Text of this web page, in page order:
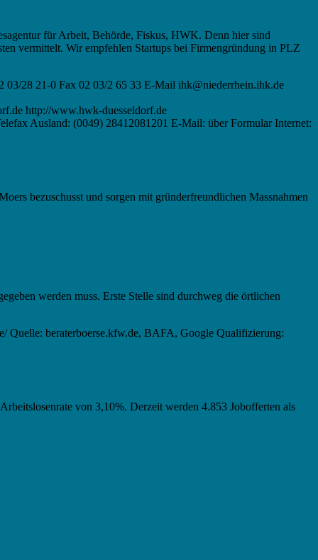
für Arbeit, Behörde, Fiskus, HWK. Denn hier sind
vermittelt. Wir empfehlen Startups bei Firmengründung in PLZ
03/28 21-0 Fax 02 03/2 65 33 E-Mail ihk@niederrhein.ihk.de
http://www.hwk-duesseldorf.de
Ausland: (0049) 28412081201 E-Mail: über Formular Internet:
bezuschusst und sorgen mit gründerfreundlichen Massnahmen
werden muss. Erste Stelle sind durchweg die örtlichen
Quelle: beraterboerse.kfw.de, BAFA, Google Qualifizierung:
von 3,10%. Derzeit werden 4.853 Jobofferten als